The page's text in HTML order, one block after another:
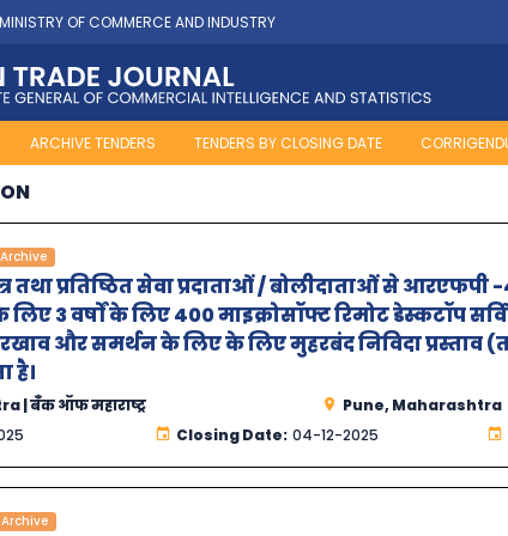
OF COMMERCE AND INDUSTRY
ARCHIVE TENDERS TENDERS BY CLOSING DATE
Archive
तथा प्रतिष्ठित सेवा प्रदाताओं / बोलीदाताओं से
3 वर्षों के लिए 400 माइक्रोसॉफ्ट रिमोट डेस्कटॉप
और समर्थन के लिए के लिए मुहरबंद निविदा प्रस्‍ताव
है।
| बँक ऑफ महाराष्ट्र
Pune, Maharashtra
Closing Date: 04-12-2025
Archive